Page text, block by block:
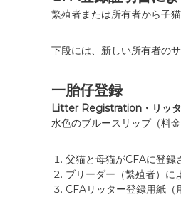
繁殖者または所有者から子
下段には、新しい所有者の
一胎仔登録
Litter Registration・リッ
水色のブルースリップ（料
父猫と母猫がCFAに登録
ブリーダー（繁殖者）に
CFAリッター登録用紙（